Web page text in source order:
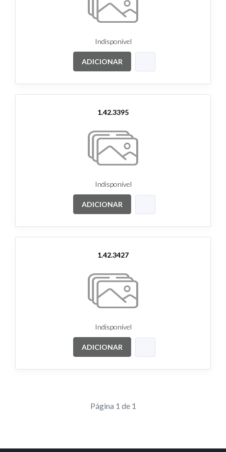
Indisponível
ADICIONAR
1.42.3395
Indisponível
ADICIONAR
1.42.3427
Indisponível
ADICIONAR
Página 1 de 1